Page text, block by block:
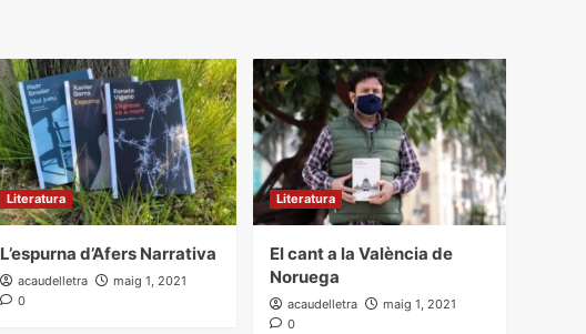
Literatura
L’espurna d’Afers Narrativa
acaudelletra
maig 1, 2021
0
Literatura
El cant a la València de
Noruega
acaudelletra
maig 1, 2021
0